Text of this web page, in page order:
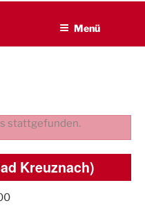
Menü
stattgefunden.
Kreuznach)